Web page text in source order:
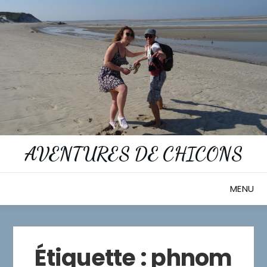
to
content
AVENTURES DE CHICONS
MENU
Étiquette :phnom